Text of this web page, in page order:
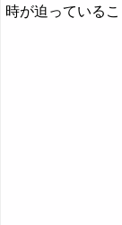
時が迫っている